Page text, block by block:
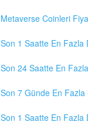
Metaverse Coinleri
Son 1 Saatte En Fazla
Son 24 Saatte En
Son 7 Günde En
Son 1 Saatte En Fazla